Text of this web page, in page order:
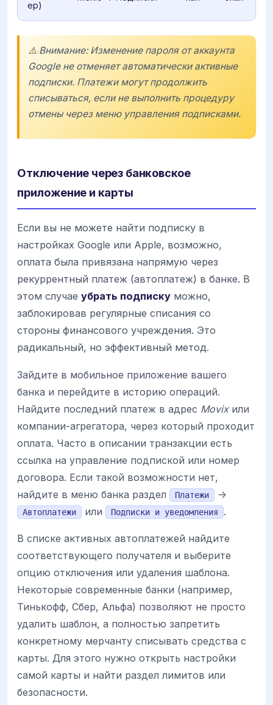
ер)
⚠️ Внимание: Изменение пароля от аккаунта
Google не отменяет автоматически активные
подписки. Платежи могут продолжить
списываться, если не выполнить процедуру
отмены через меню управления подписками.
Отключение через банковское
приложение и карты
Если вы не можете найти подписку в
настройках Google или Apple, возможно,
оплата была привязана напрямую через
рекуррентный платеж (автоплатеж) в банке. В
этом случае убрать подписку можно,
заблокировав регулярные списания со
стороны финансового учреждения. Это
радикальный, но эффективный метод.
Зайдите в мобильное приложение вашего
банка и перейдите в историю операций.
Найдите последний платеж в адрес Movixили
компании-агрегатора, через который проходит
оплата. Часто в описании транзакции есть
ссылка на управление подпиской или номер
договора. Если такой возможности нет,
найдите в меню банка раздел
Платежи ->
Автоплатежи или Подписки и уведомления .
В списке активных автоплатежей найдите
соответствующего получателя и выберите
опцию отключения или удаления шаблона.
Некоторые современные банки (например,
Тинькофф, Сбер, Альфа) позволяют не просто
удалить шаблон, а полностью запретить
конкретному мерчанту списывать средства с
карты. Для этого нужно открыть настройки
самой карты и найти раздел лимитов или
безопасности.